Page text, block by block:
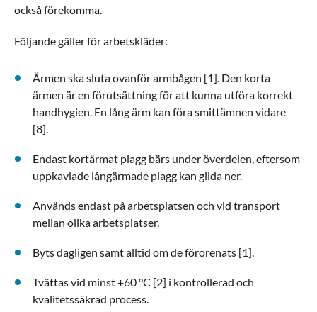
också förekomma.
Följande gäller för arbetskläder:
Ärmen ska sluta ovanför armbågen [1]. Den korta
ärmen är en förutsättning för att kunna utföra korrekt
handhygien. En lång ärm kan föra smittämnen vidare
[8].
Endast kortärmat plagg bärs under överdelen, eftersom
uppkavlade långärmade plagg kan glida ner.
Används endast på arbetsplatsen och vid transport
mellan olika arbetsplatser.
Byts dagligen samt alltid om de förorenats [1].
Tvättas vid minst +60 °C [2] i kontrollerad och
kvalitetssäkrad process.